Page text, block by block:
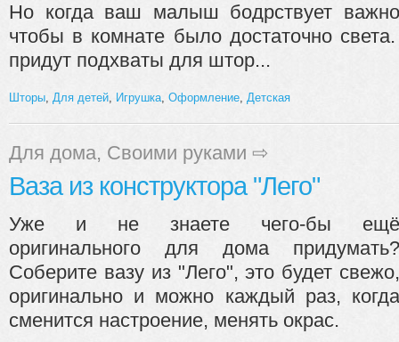
Но когда ваш малыш бодрствует важно
чтобы в комнате было достаточно
придут подхваты для штор...
Шторы Для детей Игрушка Оформление Детская
Для дома, Своими руками ⇨
Ваза из конструктора "Лего"
Уже и не знаете чего-бы ещё
оригинального для дома придумать?
Соберите вазу из "Лего", это будет свежо,
оригинально и можно каждый раз, когда
сменится настроение, менять окрас.